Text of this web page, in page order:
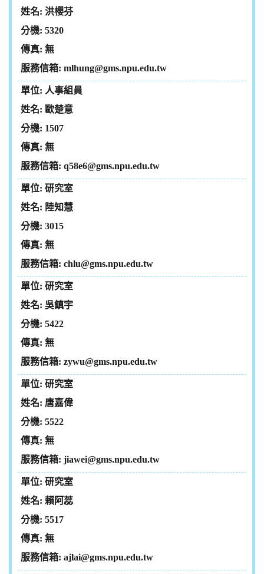
洪櫻芬
5320
無
mlhung@gms.npu.edu.tw
人事組員
歐楚意
1507
無
q58e6@gms.npu.edu.tw
研究室
陸知慧
3015
無
chlu@gms.npu.edu.tw
研究室
吳鎮宇
5422
無
zywu@gms.npu.edu.tw
研究室
唐嘉偉
5522
無
jiawei@gms.npu.edu.tw
研究室
賴阿蕊
5517
無
ajlai@gms.npu.edu.tw